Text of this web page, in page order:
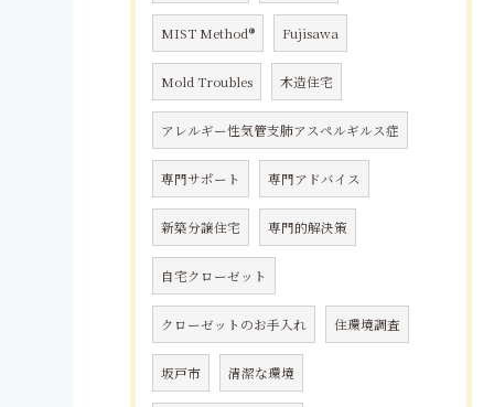
MIST Method® Fujisawa
Mold Troubles 木造住宅
アレルギー性気管支肺アスペルギルス症
専門サポート 専門アドバイス
新築分譲住宅 専門的解決策
自宅クローゼット
クローゼットのお手入れ 住環境調査
坂戸市 清潔な環境